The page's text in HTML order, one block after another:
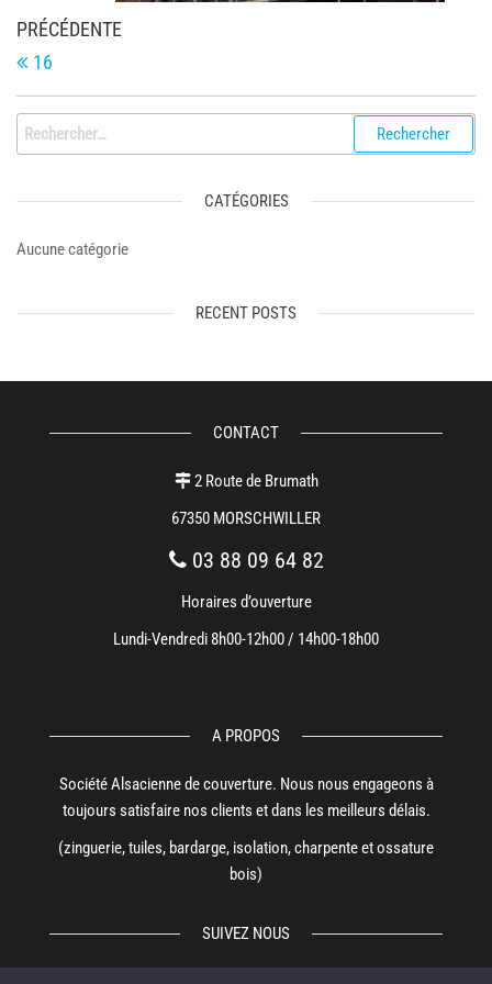
Navigation
de
l’article
Article
précédent
PRÉCÉDENTE
16
Rechercher :
CATÉGORIES
Aucune catégorie
RECENT POSTS
CONTACT
2 Route de Brumath
67350 MORSCHWILLER
03 88 09 64 82
Horaires d’ouverture
Lundi-Vendredi 8h00-12h00 / 14h00-18h00
A PROPOS
Société Alsacienne de couverture. Nous nous engageons à
toujours satisfaire nos clients et dans les meilleurs délais.
(zinguerie, tuiles, bardarge, isolation, charpente et ossature
bois)
SUIVEZ NOUS